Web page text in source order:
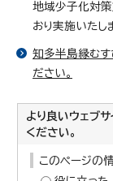
地域少子化対
おり実施いたし
知多半島縁むす
ださい。
より良いウェブ
ください。
このページの